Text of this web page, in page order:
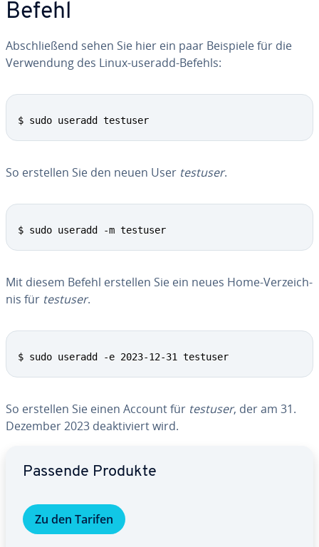
Befehl
Ab­schlie­ßend sehen Sie hier ein paar Beispiele für die
Ver­wen­dung des Linux-useradd-Befehls:
$ sudo useradd testuser
So erstellen Sie den neuen User testuser.
$ sudo useradd -m testuser
Mit diesem Befehl erstellen Sie ein neues Home-Ver­zeich­
nis für testuser.
$ sudo useradd -e 2023-12-31 testuser
So erstellen Sie einen Account für testuser, der am 31.
Dezember 2023 de­ak­ti­viert wird.
Passende Produkte
Zu den Tarifen